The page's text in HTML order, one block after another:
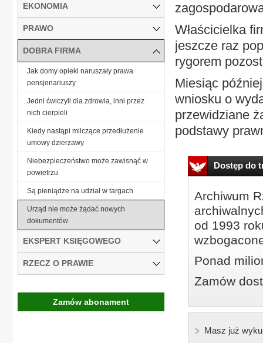
Właścicielka
jeszcze raz
rygorem
Miesiąc
wniosku o
przewidziane
podstawy
Dostęp do
Archiwum
od 1993
Ponad
Zamów
Masz już
EKONOMIA
PRAWO
DOBRA FIRMA
Jak domy opieki naruszały prawa
pensjonariuszy
Jedni ćwiczyli dla zdrowia, inni przez
nich cierpieli
Kiedy nastąpi milczące przedłużenie
umowy dzierżawy
Niebezpieczeństwo może zawisnąć w
powietrzu
Są pieniądze na udział w targach
Urząd nie może żądać nowych
dokumentów
EKSPERT KSIĘGOWEGO
RZECZ O PRAWIE
Zamów abonament